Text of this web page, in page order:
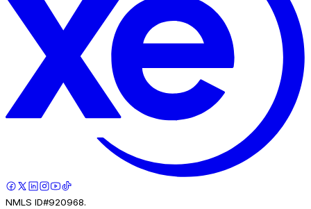
NMLS ID#920968.